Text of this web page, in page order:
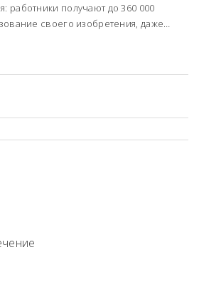
работники получают до 360 000
своего изобретения, даже